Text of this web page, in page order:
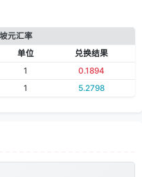
元汇率
单位
兑换结果
1
0.1894
1 5.2798